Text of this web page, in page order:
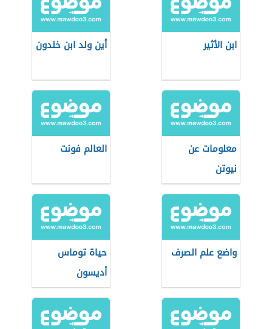
ابن الأثير أين ولد ابن خلدون
معلومات عن
نيوتن
العالم فونت
واضع علم الصرف
حياة توماس
أديسون